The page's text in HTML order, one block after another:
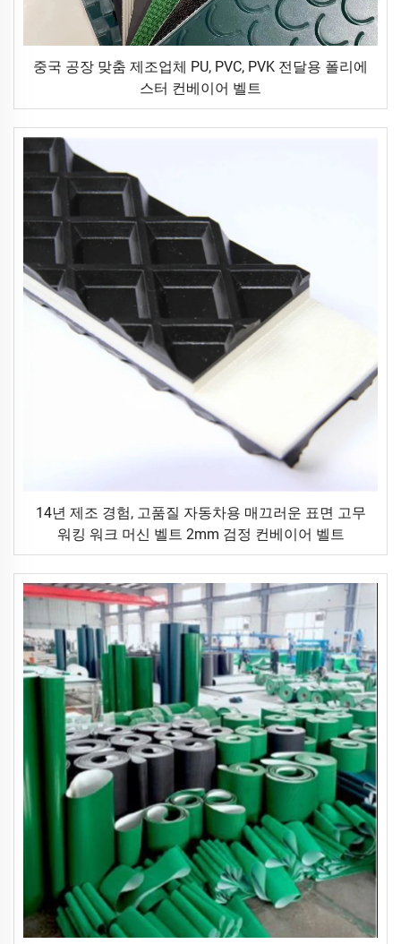
중국 공장 맞춤 제조업체 PU, PVC, PVK 전달용 폴리에
스터 컨베이어 벨트
14년 제조 경험, 고품질 자동차용 매끄러운 표면 고무
워킹 워크 머신 벨트 2mm 검정 컨베이어 벨트